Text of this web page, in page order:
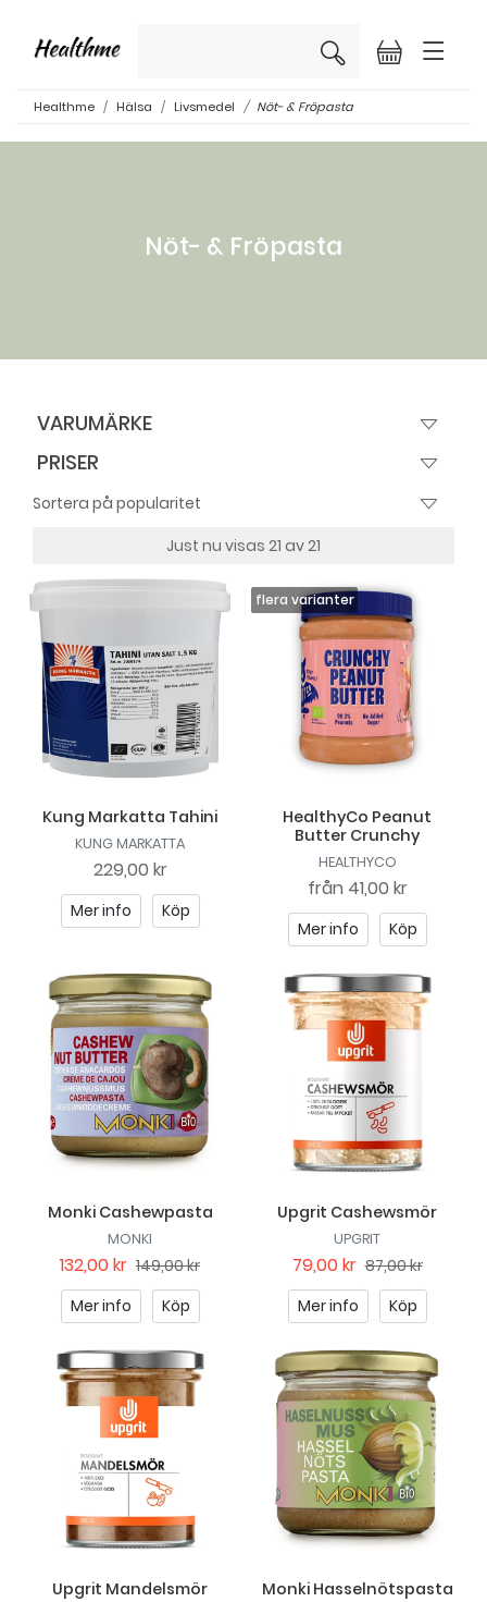
×
Healthme Hälsa Livsmedel Nöt- & Fröpasta
Nöt- & Fröpasta
VARUMÄRKE
PRISER
Just nu visas 21 av 21
Kung Markatta Tahini
KUNG MARKATTA
229,00 kr
Mer info Köp
HealthyCo Peanut
Butter Crunchy
HEALTHYCO
från 41,00 kr
Mer info Köp
Monki Cashewpasta
MONKI
132,00 kr 149,00 kr
Mer info
Köp
Upgrit Cashewsmör
UPGRIT
79,00 kr 87,00 kr
Mer info
Köp
Upgrit Mandelsmör Monki Hasselnötspasta